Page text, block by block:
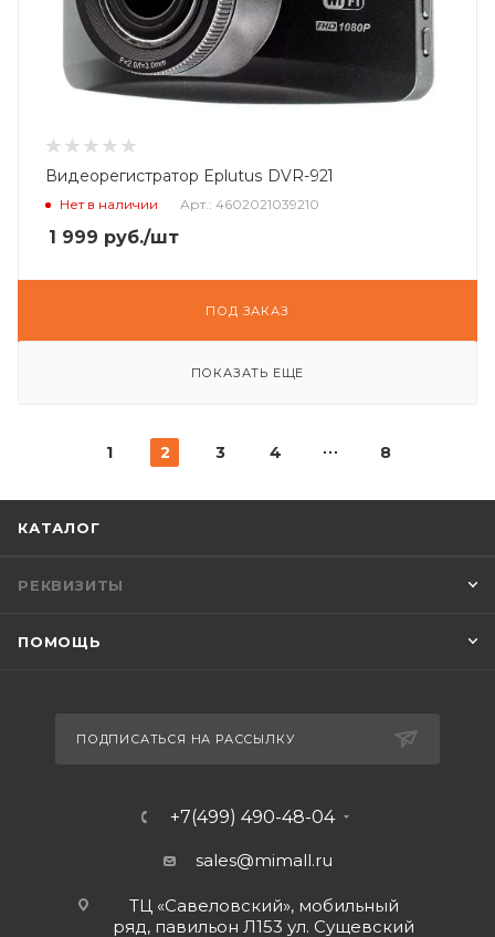
Видеорегистратор Eplutus DVR-921
Нет в наличии Арт.: 4602021039210
1 999 руб./шт
ПОД ЗАКАЗ
ПОКАЗАТЬ ЕЩЕ
1 2 3 4 8
КАТАЛОГ
РЕКВИЗИТЫ
ПОМОЩЬ
ПОДПИСАТЬСЯ НА РАССЫЛКУ
+7(499) 490-48-04
sales@mimall.ru
ТЦ «Савеловский», мобильный
ряд, павильон Л153 ул. Сущевский